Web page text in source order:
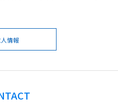
情報